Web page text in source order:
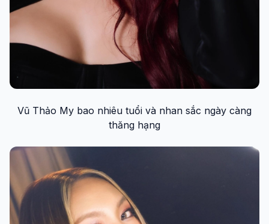
Vũ Thảo My bao nhiêu tuổi và nhan sắc ngày càng
thăng hạng